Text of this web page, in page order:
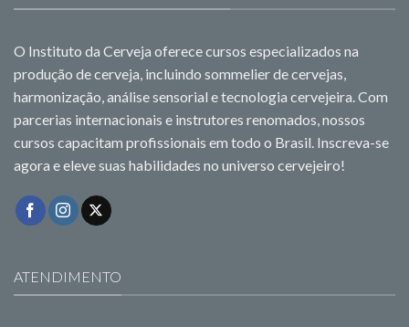
O Instituto da Cerveja oferece cursos especializados na
produção de cerveja, incluindo sommelier de cervejas,
harmonização, análise sensorial e tecnologia cervejeira. Com
parcerias internacionais e instrutores renomados, nossos
cursos capacitam profissionais em todo o Brasil. Inscreva-se
agora e eleve suas habilidades no universo cervejeiro!
ATENDIMENTO